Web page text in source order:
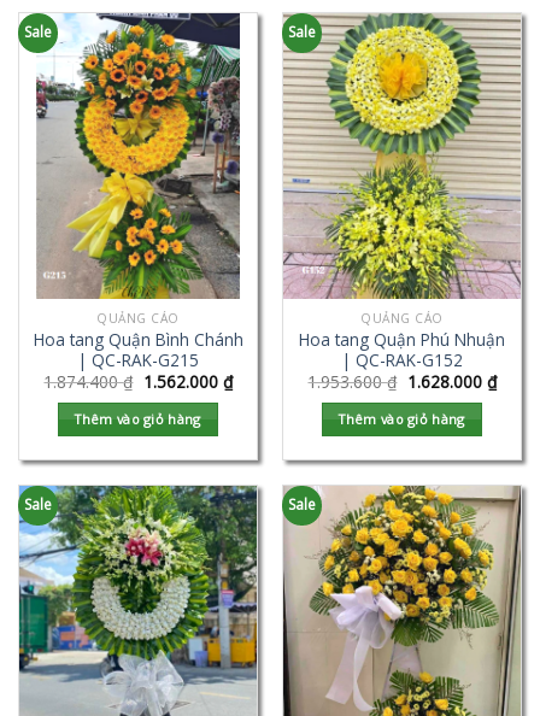
Sale
QUẢNG CÁO
Hoa tang Quận Bình Chánh
| QC-RAK-G215
1.874.400₫ 1.562.000 ₫
Thêm vào giỏ hàng
Sale
QUẢNG CÁO
Hoa tang Quận Phú Nhuận
| QC-RAK-G152
1.953.600₫ 1.628.000 ₫
Thêm vào giỏ hàng
Sale Sale